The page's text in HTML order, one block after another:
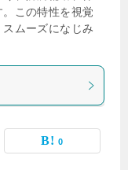
この特性を視覚
ムーズになじみ
0